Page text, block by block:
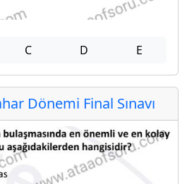
C D E
Dönemi Final Sınavı